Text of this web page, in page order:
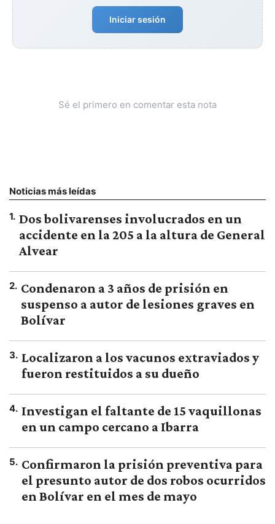
Iniciar sesión
Sé el primero en comentar esta nota
Noticias más leídas
1. Dos bolivarenses involucrados en un
accidente en la 205 a la altura de General
Alvear
2. Condenaron a 3 años de prisión en
suspenso a autor de lesiones graves en
Bolívar
3. Localizaron a los vacunos extraviados y
fueron restituidos a su dueño
4. Investigan el faltante de 15 vaquillonas
en un campo cercano a Ibarra
5. Confirmaron la prisión preventiva para
el presunto autor de dos robos ocurridos
en Bolívar en el mes de mayo